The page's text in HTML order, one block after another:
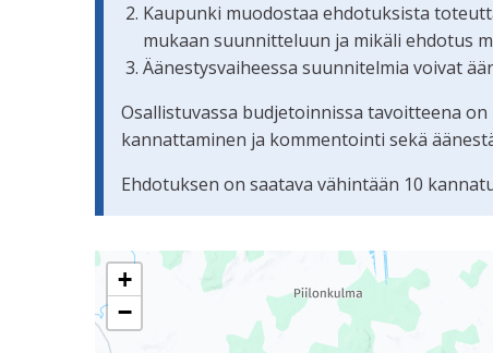
Kaupunki muodostaa ehdotuksista
mukaan suunnitteluun ja mikäli ehdotus
Äänestysvaiheessa suunnitelmia voivat
Osallistuvassa budjetoinnissa tavoitteena
kannattaminen ja kommentointi sekä
Ehdotuksen on saatava vähintään 10
Seuraavassa elementissä on kartta, joka
+
−